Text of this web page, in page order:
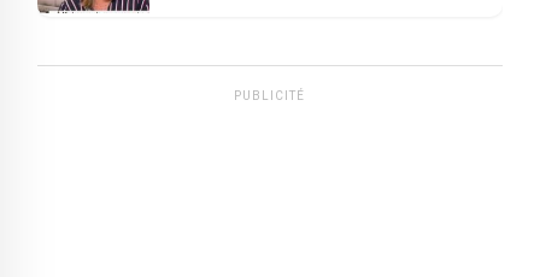
PUBLICITÉ